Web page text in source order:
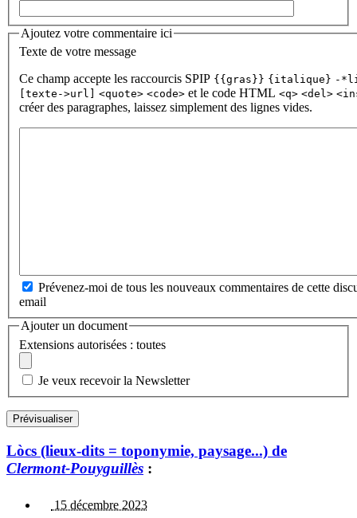
Ajoutez votre commentaire ici
Texte de votre message
Ce champ accepte les raccourcis SPIP {{gras}} {italique} -
[texte->url]
<quote> <code> et le code HTML <q> <del>
créer des paragraphes, laissez simplement des lignes vides.
Prévenez-moi de tous les nouveaux commentaires de cette
email
Ajouter un document
Extensions autorisées : toutes
Je veux recevoir la Newsletter
Lòcs (lieux-dits = toponymie, paysage...) de
Clermont-Pouyguillès :
15 décembre 2023